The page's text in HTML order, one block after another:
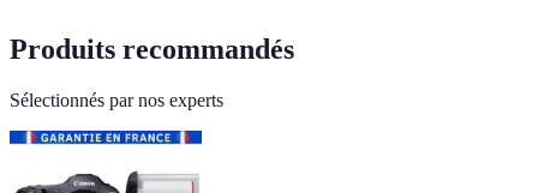
Produits recommandés
Sélectionnés par nos experts